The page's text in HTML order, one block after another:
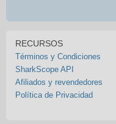
RECURSOS
Términos y Condiciones
SharkScope API
Afiliados y revendedores
Política de Privacidad